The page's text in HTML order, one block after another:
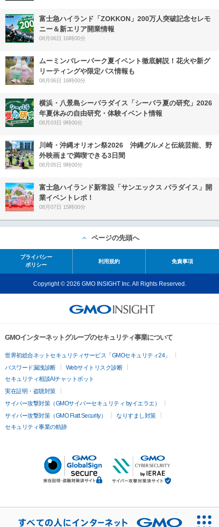
富士急ハイランド「ZOKKON」200万人突破記念セレモ
ニー＆新エリア開業情報
08月06日 16時00分
ムーミンバレーパーク夏イベント徹底解説！花火や新グ
リーティングや限定パス情報も
08月06日 16時00分
横浜・八景島シーパラダイス「シーパラ夏の研究」2026
年夏休みの自由研究・体験イベント情報
08月03日 9時00分
川崎・沖縄オリオン祭2026 沖縄グルメと伝統芸能、野
外映画まで満喫できる3日間
08月05日 9時00分
富士急ハイランド新常設「サンエックス パラダイス」開
業イベントレポ！
08月07日 15時00分
ページの先頭へ
プライバシー
ポリシー
利用規約 免責事項
Copyright © 2026 GMO INSIGHT Inc. All Rights Reserved.
GMOインターネットグループのセキュリティ事業について
世界初総合ネットセキュリティサービス「GMOセキュリティ24」
パスワード漏洩診断
Webサイトリスク診断
セキュリティ相談AIチャットボット
実在証明・盗聴対策
サイバー攻撃対策（GMOサイバーセキュリティ byイエラエ）
サイバー攻撃対策（GMO Flatt Security）
なりすまし対策
セキュリティ事業の軌跡